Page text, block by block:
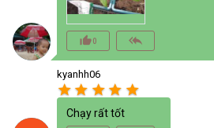
thumb_up_alt0 reply_all
kyanhh06
star star star star star
Chạy rất tốt